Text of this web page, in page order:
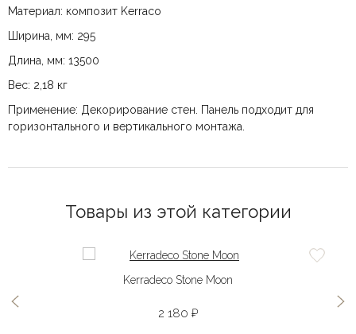
Материал: композит Kerraco
Ширина, мм: 295
Длина, мм: 13500
Вес: 2,18 кг
Применение: Декорирование стен. Панель подходит для
горизонтального и вертикального монтажа.
Товары из этой категории
Kerradeco Stone Moon
2 180 ₽